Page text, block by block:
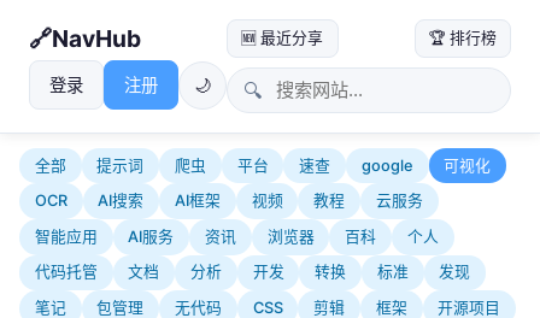
NavHub 🆕 最近分享 🏆 排行榜
🔍
登录 注册 🌙
全部 提示词 爬虫 平台 速查 google
可视化
OCR
AI搜索 AI框架 视频 教程
云服务
智能应用
AI服务 资讯 浏览器 百科
个人
代码托管
文档 分析 开发 转换 标准
发现
笔记
包管理 无代码 CSS 剪辑 框架
开源项目